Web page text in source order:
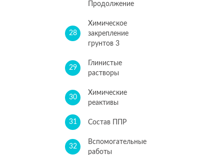
Продолжение
28
Химическое
закрепление
грунтов 3
29
Глинистые
растворы
30
Химические
реактивы
31 Состав ППР
32
Вспомогательные
работы